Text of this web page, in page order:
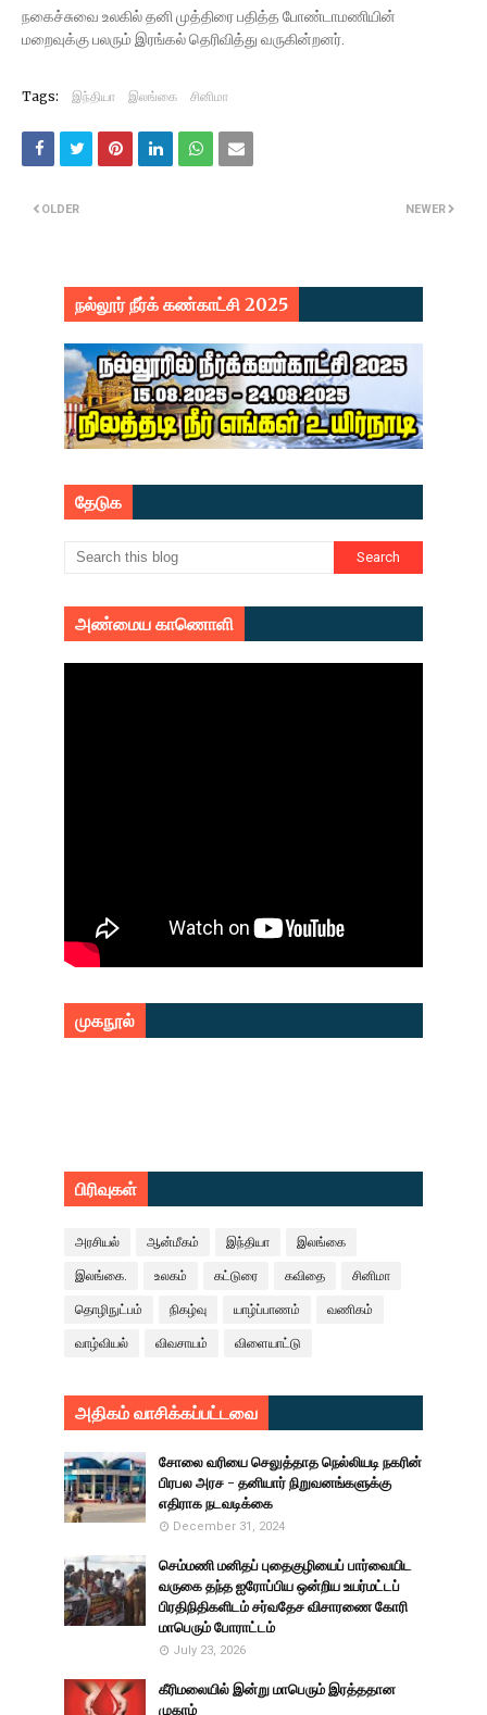
நகைச்சுவை உலகில் தனி முத்திரை பதித்த போண்டாமணியின்
மறைவுக்கு பலரும் இரங்கல் தெரிவித்து வருகின்றனர்.
Tags: இந்தியா இலங்கை சினிமா
NEWER
OLDER
நல்லூர் நீர்க் கண்காட்சி 2025
தேடுக
அண்மைய காணொளி
முகநூல்
பிரிவுகள்
அரசியல் ஆன்மீகம் இந்தியா இலங்கை
இலங்கை. உலகம் கட்டுரை கவிதை சினிமா
தொழிநுட்பம் நிகழ்வு யாழ்ப்பாணம் வணிகம்
வாழ்வியல் விவசாயம் விளையாட்டு
அதிகம் வாசிக்கப்பட்டவை
சோலை வரியை செலுத்தாத நெல்லியடி நகரின்
பிரபல அரச - தனியார் நிறுவனங்களுக்கு
எதிராக நடவடிக்கை
December 31, 2024
செம்மணி மனிதப் புதைகுழியைப் பார்வையிட
வருகை தந்த ஐரோப்பிய ஒன்றிய உயர்மட்டப்
பிரதிநிதிகளிடம் சர்வதேச விசாரணை கோரி
மாபெரும் போராட்டம்
July 23, 2026
கீரிமலையில் இன்று மாபெரும் இரத்ததான
முகாம்